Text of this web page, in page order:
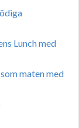
Lunch med
maten med